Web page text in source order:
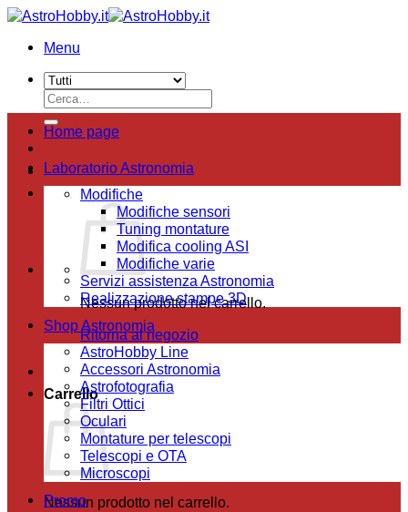
Salta
contenuti
Menu
Cerca:
Nessun prodotto nel carrello.
Ritorna al negozio
Carrello
Nessun prodotto nel carrello.
Home page
Laboratorio Astronomia
Modifiche
Modifiche sensori
Tuning montature
Modifica cooling ASI
Modifiche varie
Servizi assistenza Astronomia
Realizzazione stampe 3D
Shop Astronomia
AstroHobby Line
Accessori Astronomia
Astrofotografia
Filtri Ottici
Oculari
Montature per telescopi
Telescopi e OTA
Microscopi
Promo